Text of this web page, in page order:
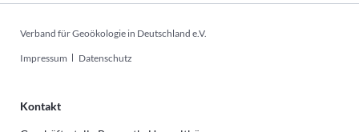
Verband für Geoökologie in Deutschland e.V.
Navigation
Impressum Datenschutz
Kontakt